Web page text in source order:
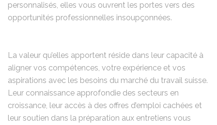
personnalisés, elles vous ouvrent les portes vers des
opportunités professionnelles insoupçonnées.
La valeur qu’elles apportent réside dans leur capacité à
aligner vos compétences, votre expérience et vos
aspirations avec les besoins du marché du travail suisse.
Leur connaissance approfondie des secteurs en
croissance, leur accès à des offres d’emploi cachées et
leur soutien dans la préparation aux entretiens vous